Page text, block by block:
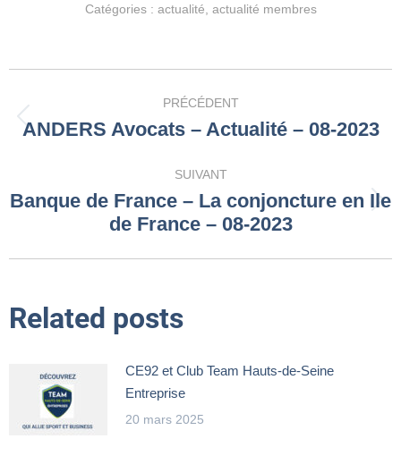
Catégories : actualité actualité membres
article
PRÉCÉDENT
Article
:
ANDERS Avocats – Actualité – 08-2023
SUIVANT
Article
suivant
Banque de France – La conjoncture en Ile
de France – 08-2023
Related posts
CE92 et Club Team Hauts-de-Seine
Entreprise
20 mars 2025